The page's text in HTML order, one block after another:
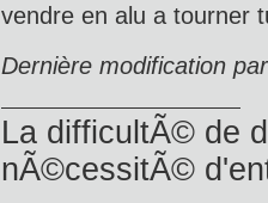
vendre en alu a tourner
Dernière modification
La difficultÃ© de
nÃ©cessitÃ©